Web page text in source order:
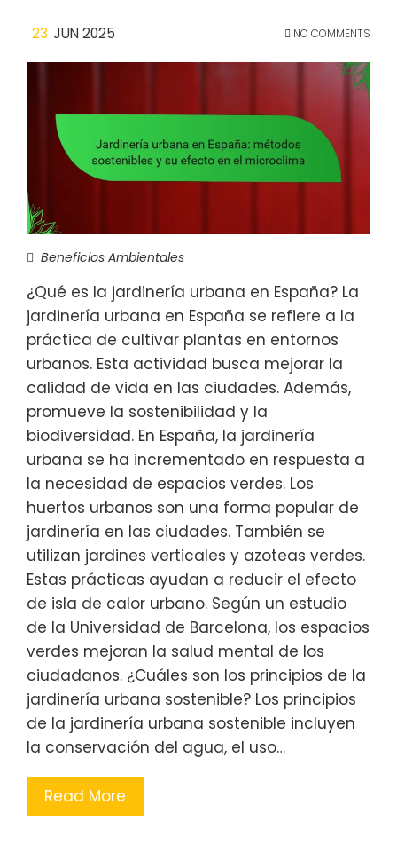
23 JUN 2025 NO COMMENTS
Beneficios Ambientales
¿Qué es la jardinería urbana en España? La
jardinería urbana en España se refiere a la
práctica de cultivar plantas en entornos
urbanos. Esta actividad busca mejorar la
calidad de vida en las ciudades. Además,
promueve la sostenibilidad y la
biodiversidad. En España, la jardinería
urbana se ha incrementado en respuesta a
la necesidad de espacios verdes. Los
huertos urbanos son una forma popular de
jardinería en las ciudades. También se
utilizan jardines verticales y azoteas verdes.
Estas prácticas ayudan a reducir el efecto
de isla de calor urbano. Según un estudio
de la Universidad de Barcelona, los espacios
verdes mejoran la salud mental de los
ciudadanos. ¿Cuáles son los principios de la
jardinería urbana sostenible? Los principios
de la jardinería urbana sostenible incluyen
la conservación del agua, el uso…
Read More